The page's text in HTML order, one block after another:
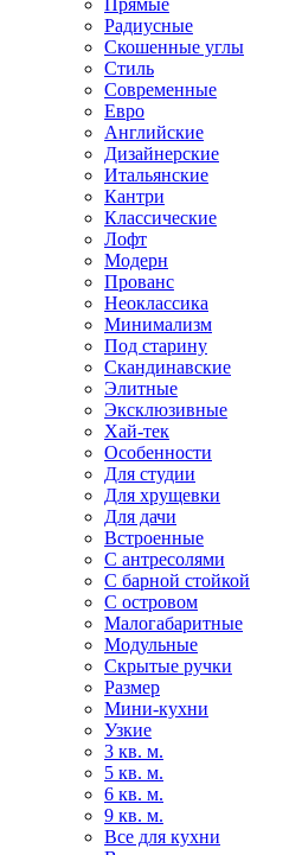
Радиусные
Скошенные углы
Стиль
Современные
Евро
Английские
Дизайнерские
Итальянские
Кантри
Классические
Лофт
Модерн
Прованс
Неоклассика
Минимализм
Под старину
Скандинавские
Элитные
Эксклюзивные
Хай-тек
Особенности
Для студии
Для хрущевки
Для дачи
Встроенные
С антресолями
С барной стойкой
С островом
Малогабаритные
Модульные
Скрытые ручки
Размер
Мини-кухни
Узкие
3 кв. м.
5 кв. м.
6 кв. м.
9 кв. м.
Все для кухни